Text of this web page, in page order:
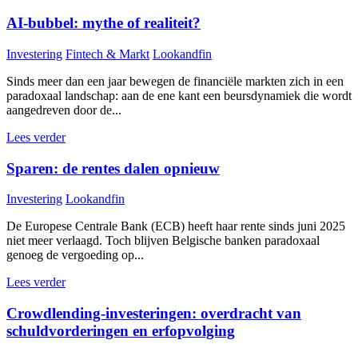
AI-bubbel: mythe of realiteit?
Investering Fintech & Markt Lookandfin
Sinds meer dan een jaar bewegen de financiële markten zich in een
paradoxaal landschap: aan de ene kant een beursdynamiek die wordt
aangedreven door de...
Lees verder
Sparen: de rentes dalen opnieuw
Investering Lookandfin
De Europese Centrale Bank (ECB) heeft haar rente sinds juni 2025
niet meer verlaagd. Toch blijven Belgische banken paradoxaal
genoeg de vergoeding op...
Lees verder
Crowdlending-investeringen: overdracht van
schuldvorderingen en erfopvolging